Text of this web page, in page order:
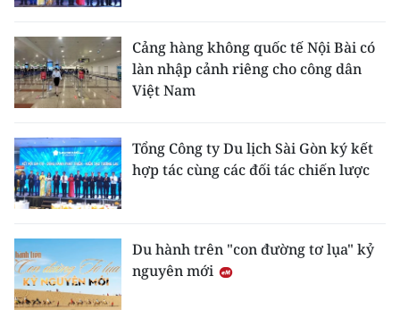
Cảng hàng không quốc tế Nội Bài có
làn nhập cảnh riêng cho công dân
Việt Nam
Tổng Công ty Du lịch Sài Gòn ký kết
hợp tác cùng các đối tác chiến lược
Du hành trên "con đường tơ lụa" kỷ
nguyên mới